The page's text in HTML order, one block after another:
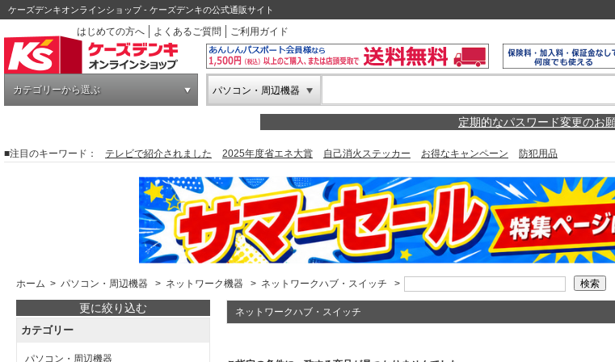
ケーズデンキオンラインショップ - ケーズデンキの公式通販サイト
はじめての方へ
よくあるご質問 ご利用ガイド
カテゴリーから選ぶ パソコン・周辺機器
定期的なパスワード変更のお
■注目のキーワード： テレビで紹介されました 2025年度省エネ大賞 自己消火ステッカー お得なキャンペーン 防犯用品
ホーム > パソコン・周辺機器 > ネットワーク機器 > ネットワークハブ・スイッチ >
更に絞り込む
カテゴリー
パソコン・周辺機器
ネットワークハブ・スイッチ